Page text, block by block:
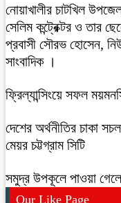
নোয়াখালীর চাটখিল
সেলিম কন্ট্রেক্টর ও তার
প্রবাসী সৌরভ হোসেন,
সাংবাদিক ।
ফ্রিল্যান্সিংয়ে সফল
দেশের অর্থনীতির চাকা
মেয়র চট্টগ্রাম সিটি
সমুদ্র উপকূলে পাওয়া
Our Like Page